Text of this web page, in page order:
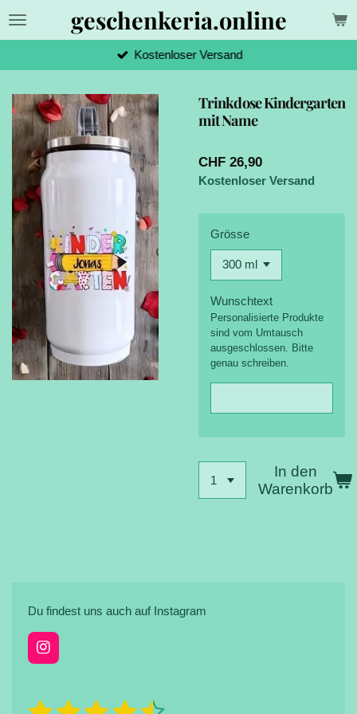
Zum
Hauptinhaltgeschenkeria.online
Kostenloser Versand
Trinkdose Kindergarten
mit Name
CHF 26,90
Kostenloser Versand
Grösse
Wunschtext
Personalisierte Produkte
sind vom Umtausch
ausgeschlossen. Bitte
genau schreiben.
In den
Warenkorb
Du findest uns auch auf Instagram
I
n
a
B
B